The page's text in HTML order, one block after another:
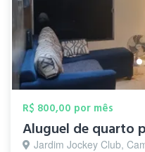
R$ 800,00 por mês
Aluguel de quarto
Jardim Jockey Club,